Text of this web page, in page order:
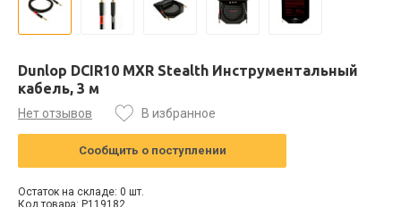
Dunlop DCIR10 MXR Stealth Инструментальный
кабель, 3 м
Нет отзывов В избранное
Сообщить о поступлении
Остаток на складе: 0 шт.
Код товара: P119182